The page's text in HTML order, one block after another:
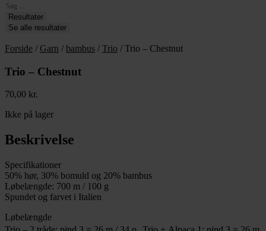
Search
...Resultater
Se alle resultater
Forside / Garn / bambus / Trio / Trio – Chestnut
Trio – Chestnut
70,00 kr.
Ikke på lager
Beskrivelse
Specifikationer
50% hør, 30% bomuld og 20% bambus
Løbelængde: 700 m / 100 g
Spundet og farvet i Italien
Løbelængde